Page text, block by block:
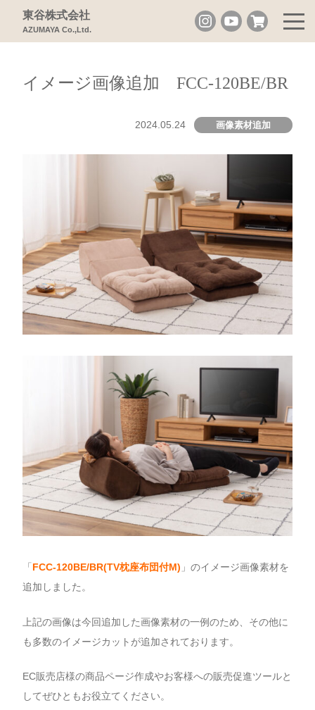
東谷株式会社
AZUMAYA Co.,Ltd.
イメージ画像追加 FCC-120BE/BR
2024.05.24 画像素材追加
「 FCC-120BE/BR(TV枕座布団付M) 」のイメージ画像素材を
追加しました。
上記の画像は今回追加した画像素材の一例のため、その他に
も多数のイメージカットが追加されております。
EC販売店様の商品ページ作成やお客様への販売促進ツールと
してぜひともお役立てください。